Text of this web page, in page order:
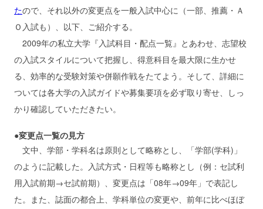
たので、それ以外の変更点を一般入試中心に（一部、推薦・Ａ
Ｏ入試も）、以下、ご紹介する。
2009年の私立大学『入試科目・配点一覧』とあわせ、志望校
の入試スタイルについて把握し、得意科目を最大限に生かせ
る、効率的な受験対策や併願作戦をたてよう。そして、詳細に
ついては各大学の入試ガイドや募集要項を必ず取り寄せ、しっ
かり確認していただきたい。
●変更点一覧の見方
文中、学部・学科名は原則として略称とし、「学部(学科)」
のように記載した。入試方式・日程等も略称とし（例：セ試利
用入試前期→セ試前期）、変更点は「08年→09年」で表記し
た。また、誌面の都合上、学科単位の変更や、前年に比べほぼ